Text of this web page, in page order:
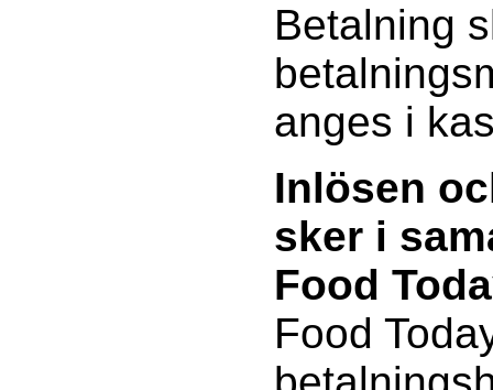
Betalning
anges i
Inlösen
sker i
Food
Food